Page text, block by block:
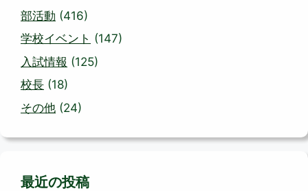
部活動 (416)
学校イベント (147)
入試情報 (125)
校長 (18)
その他 (24)
最近の投稿